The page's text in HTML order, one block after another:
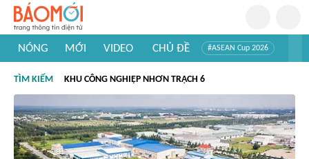
NÓNG MỚI VIDEO CHỦ ĐỀ #ASEAN Cup 2026
#Khám phá thế giới
TÌM KIẾM KHU CÔNG NGHIỆP NHƠN TRẠCH 6